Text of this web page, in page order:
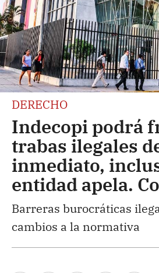
DERECHO
Indecopi podrá
trabas ilegales
inmediato,
entidad apela.
Barreras burocráticas
cambios a la normativa